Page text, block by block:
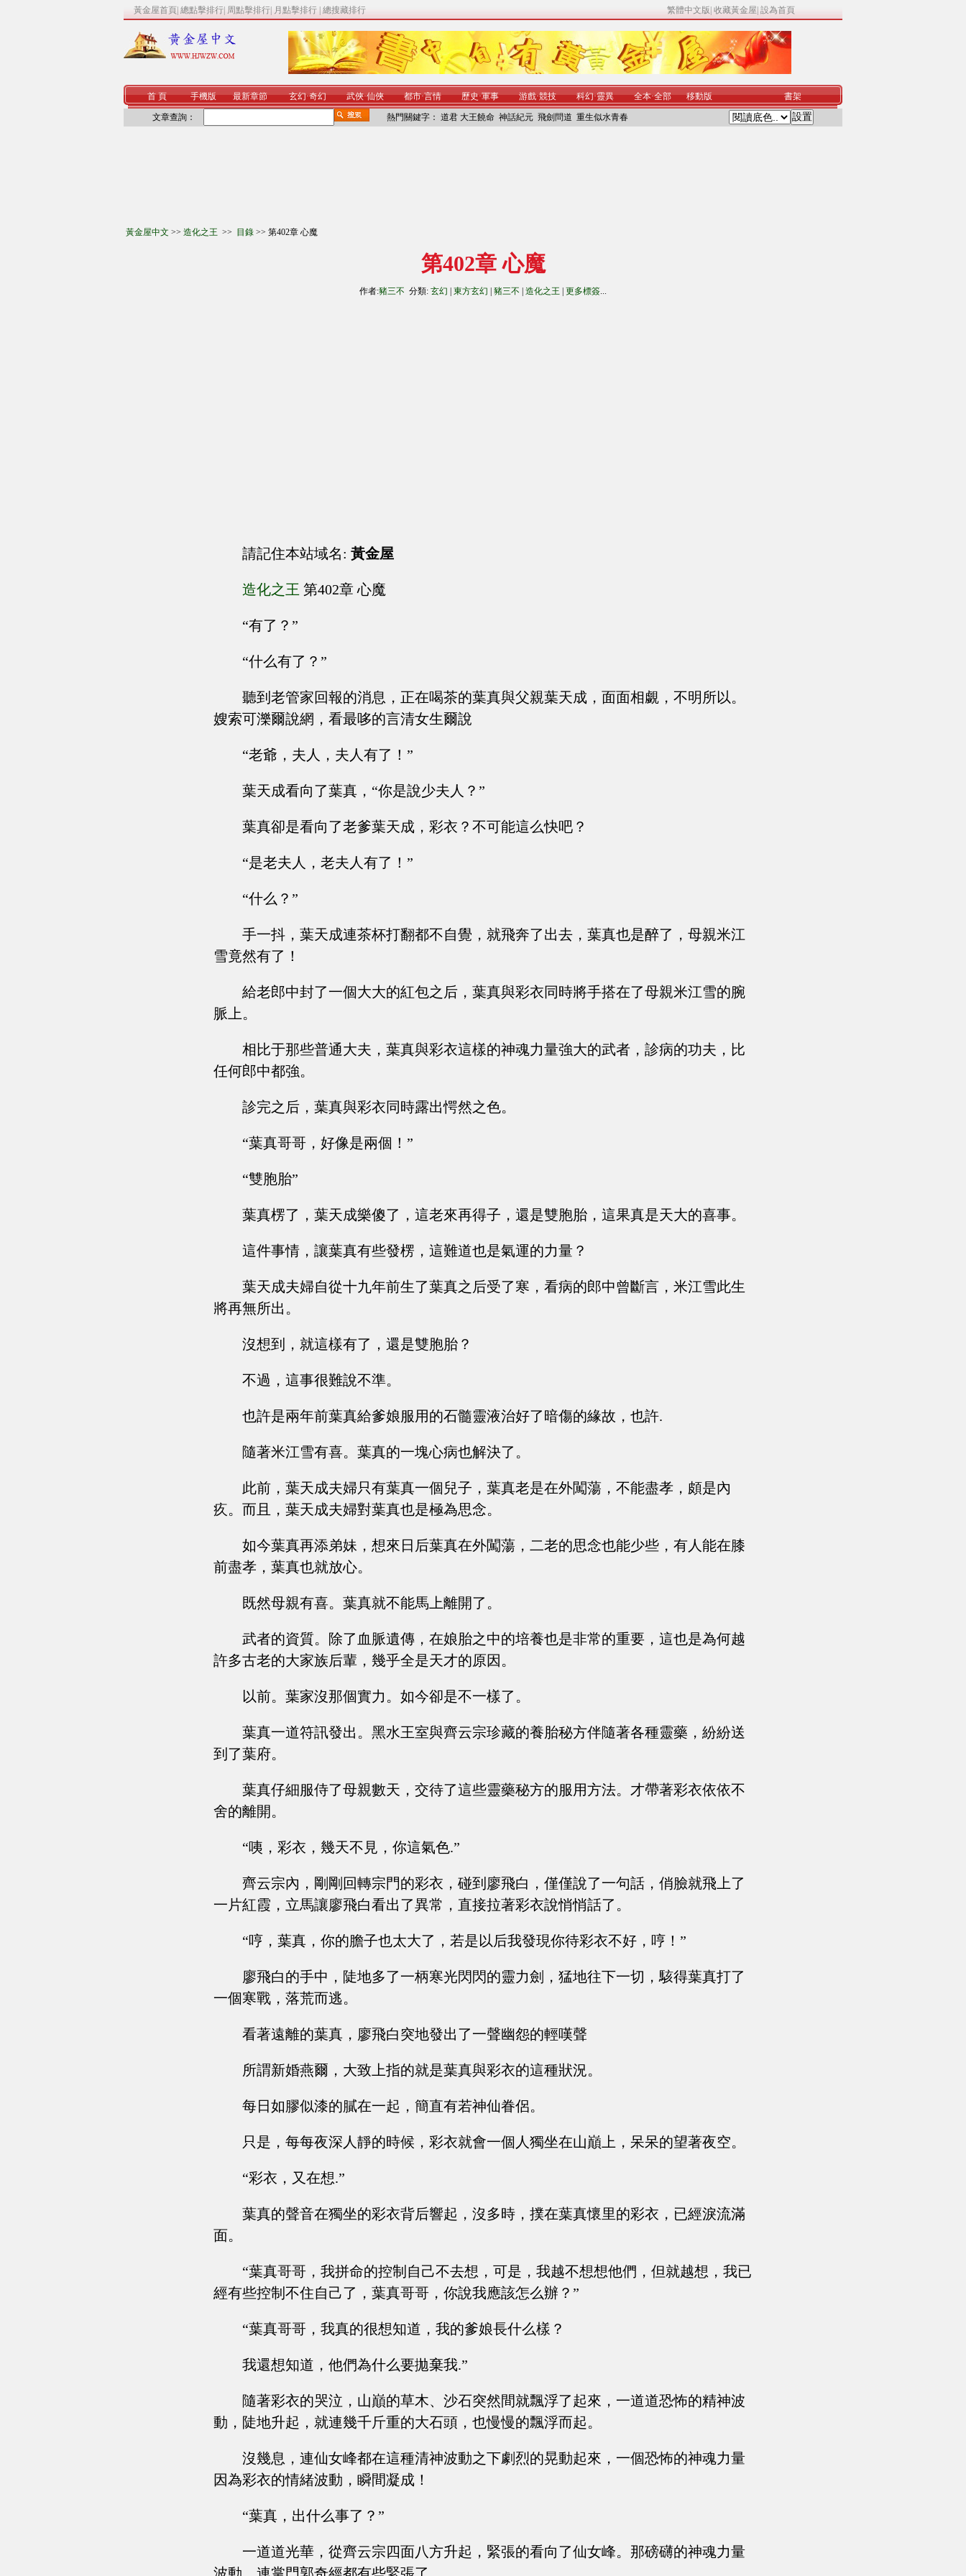
黃金屋首頁 總點擊排行 周點擊排行 月點擊排行 總搜藏排行 繁體中文版 收藏黃金屋 設為首頁
首 頁 手機版 最新章節 玄幻·奇幻 武俠·仙俠 都市·言情 歷史·軍事 游戲·競技 科幻·靈異 全本·全部 移動版 書架
文章查詢： 熱門關鍵字： 道君 大王饒命 神話紀元 飛劍問道 重生似水青春
黃金屋中文 >> 造化之王 >> 目錄 >> 第402章 心魔
第402章 心魔
作者:豬三不 分類: 玄幻 東方玄幻 豬三不 造化之王 更多標簽...
請記住本站域名: 黃金屋
造化之王 第402章 心魔
“有了？”
“什么有了？”
聽到老管家回報的消息，正在喝茶的葉真與父親葉天成，面面相覷，不明所以。
嫂索可濼爾說網，看最哆的言清女生爾說
“老爺，夫人，夫人有了！”
葉天成看向了葉真，“你是說少夫人？”
葉真卻是看向了老爹葉天成，彩衣？不可能這么快吧？
“是老夫人，老夫人有了！”
“什么？”
手一抖，葉天成連茶杯打翻都不自覺，就飛奔了出去，葉真也是醉了，母親米江
雪竟然有了！
給老郎中封了一個大大的紅包之后，葉真與彩衣同時將手搭在了母親米江雪的腕
脈上。
相比于那些普通大夫，葉真與彩衣這樣的神魂力量強大的武者，診病的功夫，比
任何郎中都強。
診完之后，葉真與彩衣同時露出愕然之色。
“葉真哥哥，好像是兩個！”
“雙胞胎”
葉真楞了，葉天成樂傻了，這老來再得子，還是雙胞胎，這果真是天大的喜事。
這件事情，讓葉真有些發楞，這難道也是氣運的力量？
葉天成夫婦自從十九年前生了葉真之后受了寒，看病的郎中曾斷言，米江雪此生
將再無所出。
沒想到，就這樣有了，還是雙胞胎？
不過，這事很難說不準。
也許是兩年前葉真給爹娘服用的石髓靈液治好了暗傷的緣故，也許.
隨著米江雪有喜。葉真的一塊心病也解決了。
此前，葉天成夫婦只有葉真一個兒子，葉真老是在外闖蕩，不能盡孝，頗是內
疚。而且，葉天成夫婦對葉真也是極為思念。
如今葉真再添弟妹，想來日后葉真在外闖蕩，二老的思念也能少些，有人能在膝
前盡孝，葉真也就放心。
既然母親有喜。葉真就不能馬上離開了。
武者的資質。除了血脈遺傳，在娘胎之中的培養也是非常的重要，這也是為何越
許多古老的大家族后輩，幾乎全是天才的原因。
以前。葉家沒那個實力。如今卻是不一樣了。
葉真一道符訊發出。黑水王室與齊云宗珍藏的養胎秘方伴隨著各種靈藥，紛紛送
到了葉府。
葉真仔細服侍了母親數天，交待了這些靈藥秘方的服用方法。才帶著彩衣依依不
舍的離開。
“咦，彩衣，幾天不見，你這氣色.”
齊云宗內，剛剛回轉宗門的彩衣，碰到廖飛白，僅僅說了一句話，俏臉就飛上了
一片紅霞，立馬讓廖飛白看出了異常，直接拉著彩衣說悄悄話了。
“哼，葉真，你的膽子也太大了，若是以后我發現你待彩衣不好，哼！”
廖飛白的手中，陡地多了一柄寒光閃閃的靈力劍，猛地往下一切，駭得葉真打了
一個寒戰，落荒而逃。
看著遠離的葉真，廖飛白突地發出了一聲幽怨的輕嘆聲
所謂新婚燕爾，大致上指的就是葉真與彩衣的這種狀況。
每日如膠似漆的膩在一起，簡直有若神仙眷侶。
只是，每每夜深人靜的時候，彩衣就會一個人獨坐在山巔上，呆呆的望著夜空。
“彩衣，又在想.”
葉真的聲音在獨坐的彩衣背后響起，沒多時，撲在葉真懷里的彩衣，已經淚流滿
面。
“葉真哥哥，我拼命的控制自己不去想，可是，我越不想想他們，但就越想，我已
經有些控制不住自己了，葉真哥哥，你說我應該怎么辦？”
“葉真哥哥，我真的很想知道，我的爹娘長什么樣？
我還想知道，他們為什么要拋棄我.”
隨著彩衣的哭泣，山巔的草木、沙石突然間就飄浮了起來，一道道恐怖的精神波
動，陡地升起，就連幾千斤重的大石頭，也慢慢的飄浮而起。
沒幾息，連仙女峰都在這種清神波動之下劇烈的晃動起來，一個恐怖的神魂力量
因為彩衣的情緒波動，瞬間凝成！
“葉真，出什么事了？”
一道道光華，從齊云宗四面八方升起，緊張的看向了仙女峰。那磅礴的神魂力量